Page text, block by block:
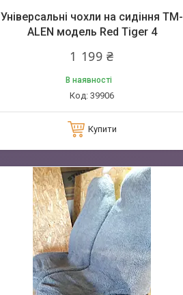
Універсальні чохли на сидіння TM-
ALEN модель Red Tiger 4
1 199 ₴
В наявності
39906
Купити